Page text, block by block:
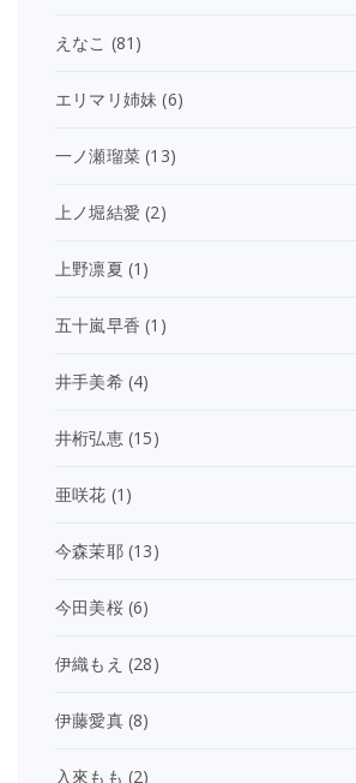
えなこ (81)
エリマリ姉妹 (6)
一ノ瀬瑠菜 (13)
上ノ堀結愛 (2)
上野凛夏 (1)
五十嵐早香 (1)
井手美希(4)
井桁弘恵(15)
亜咲花 (1)
今森茉耶(13)
今田美桜(6)
伊織もえ (28)
伊藤愛真(8)
入來もも (2)